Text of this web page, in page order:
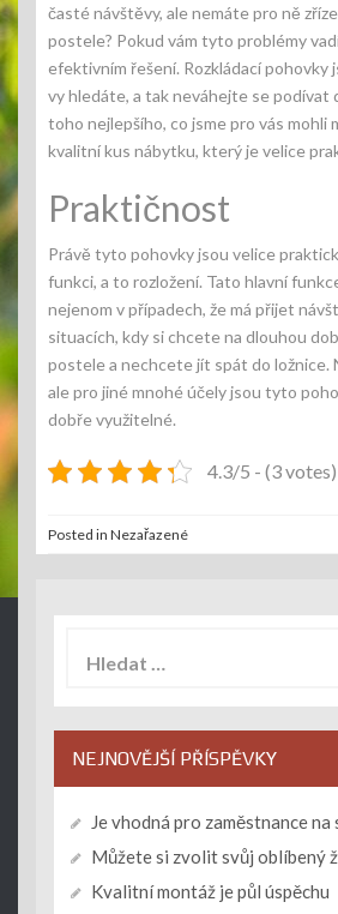
časté návštěvy, ale nemáte pro ně
postele? Pokud vám tyto problémy
efektivním řešení. Rozkládací pohovky
vy hledáte, a tak neváhejte se podívat
toho nejlepšího, co jsme pro vás mohli
kvalitní kus nábytku, který je velice
Praktičnost
Právě tyto pohovky jsou velice
funkci, a to rozložení. Tato hlavní
nejenom v případech, že má přijet
situacích, kdy si chcete na dlouhou
postele a nechcete jít spát do ložnice.
ale pro jiné mnohé účely jsou tyto
dobře využitelné.
4.3/5 - (3 votes)
Posted in Nezařazené
NEJNOVĚJŠÍ PŘÍSPĚVKY
Je vhodná pro zaměstnance
Můžete si zvolit svůj oblíbený
Kvalitní montáž je půl úspěchu